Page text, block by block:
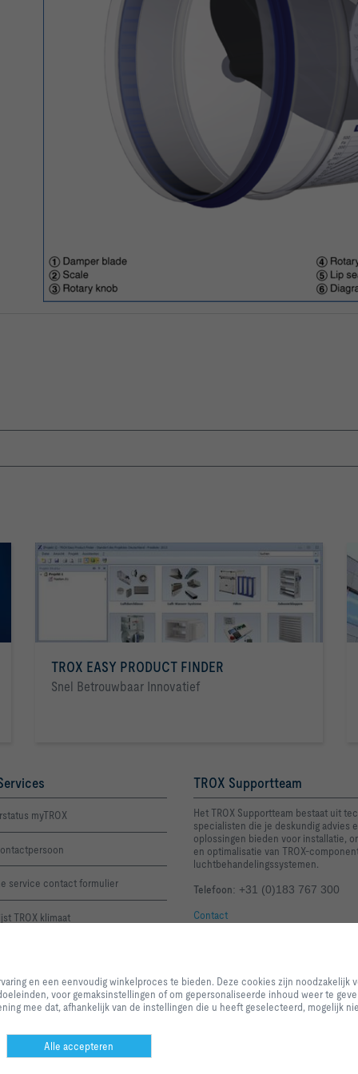
TROX EASY PRODUCT FINDER
Snel Betrouwbaar Innovatief
myTROX
service contact formulier
TROX klimaat
TROX Supportteam
Het TROX Supportteam bestaat uit
specialisten die je deskundig advies
oplossingen bieden voor installatie,
en optimalisatie van TROX-
luchtbehandelingssystemen.
Telefoon: +31 (0)183 767 300
Contact
van onze diensten en applicaties, evenals degenen die uitsluitend worden
doeleinden, voor gemaksinstellingen of om gepersonaliseerde inhoud weer
categorieën u wilt toestaan en u kunt de instellingen voor datagebruik
alle functionaliteiten van de pagina beschikbaar zijn. U kunt uw selectie op
en een eenvoudig winkelproces te bieden. Deze cookies zijn
voor gemaksinstellingen of om gepersonaliseerde inhoud weer te
mee dat, afhankelijk van de instellingen die u heeft geselecteerd, mogelijk
Alle accepteren